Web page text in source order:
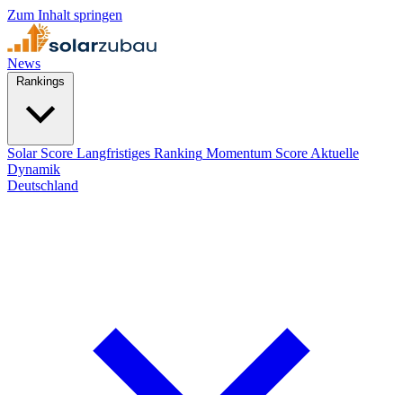
Zum Inhalt springen
News
Solar Score Langfristiges Ranking Momentum Score Aktuelle
Dynamik
Deutschland